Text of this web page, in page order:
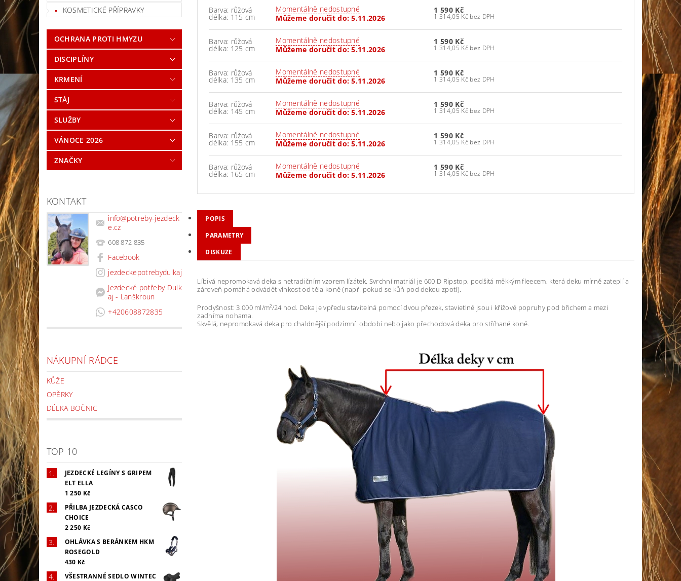
KOSMETICKÉ PŘÍPRAVKY
OCHRANA PROTI HMYZU
DISCIPLÍNY
KRMENÍ
STÁJ
SLUŽBY
VÁNOCE 2026
ZNAČKY
KONTAKT
info@potreby-jezdeck
e.cz
608 872 835
Facebook
jezdeckepotrebydulkaj
Jezdecké potřeby Dulk
aj - Lanškroun
+420608872835
NÁKUPNÍ RÁDCE
KŮŽE
OPĚRKY
DÉLKA BOČNIC
TOP 10
JEZDECKÉ LEGÍNY S GRIPEM
ELT ELLA
1 250 Kč
PŘILBA JEZDECKÁ CASCO
CHOICE
2 250 Kč
OHLÁVKA S BERÁNKEM HKM
ROSEGOLD
430 Kč
VŠESTRANNÉ SEDLO WINTEC
Barva: růžová
délka: 115 cm
Momentálně nedostupné
Můžeme doručit do: 5.11.2026
1 590 Kč
1 314,05 Kč bez DPH
Barva: růžová
délka: 125 cm
Momentálně nedostupné
Můžeme doručit do: 5.11.2026
1 590 Kč
1 314,05 Kč bez DPH
Barva: růžová
délka: 135 cm
Momentálně nedostupné
Můžeme doručit do: 5.11.2026
1 590 Kč
1 314,05 Kč bez DPH
Barva: růžová
délka: 145 cm
Momentálně nedostupné
Můžeme doručit do: 5.11.2026
1 590 Kč
1 314,05 Kč bez DPH
Barva: růžová
délka: 155 cm
Momentálně nedostupné
Můžeme doručit do: 5.11.2026
1 590 Kč
1 314,05 Kč bez DPH
Barva: růžová
délka: 165 cm
Momentálně nedostupné
Můžeme doručit do: 5.11.2026
1 590 Kč
1 314,05 Kč bez DPH
POPIS
PARAMETRY
DISKUZE
Líbivá nepromokavá deka s netradičním vzorem lízátek. Svrchní matriál je 600 D Ripstop, podšitá měkkým fleecem, která deku mírně zateplí a
zároveň pomáhá odvádět vlhkost od těla koně (např. pokud se kůň pod dekou zpotí).
Prodyšnost: 3.000 ml/m²/24 hod. Deka je vpředu stavitelná pomocí dvou přezek, stavietlné jsou i křížové popruhy pod břichem a mezi
zadníma nohama.
Skvělá, nepromokavá deka pro chaldnější podzimní období nebo jako přechodová deka pro stříhané koně.